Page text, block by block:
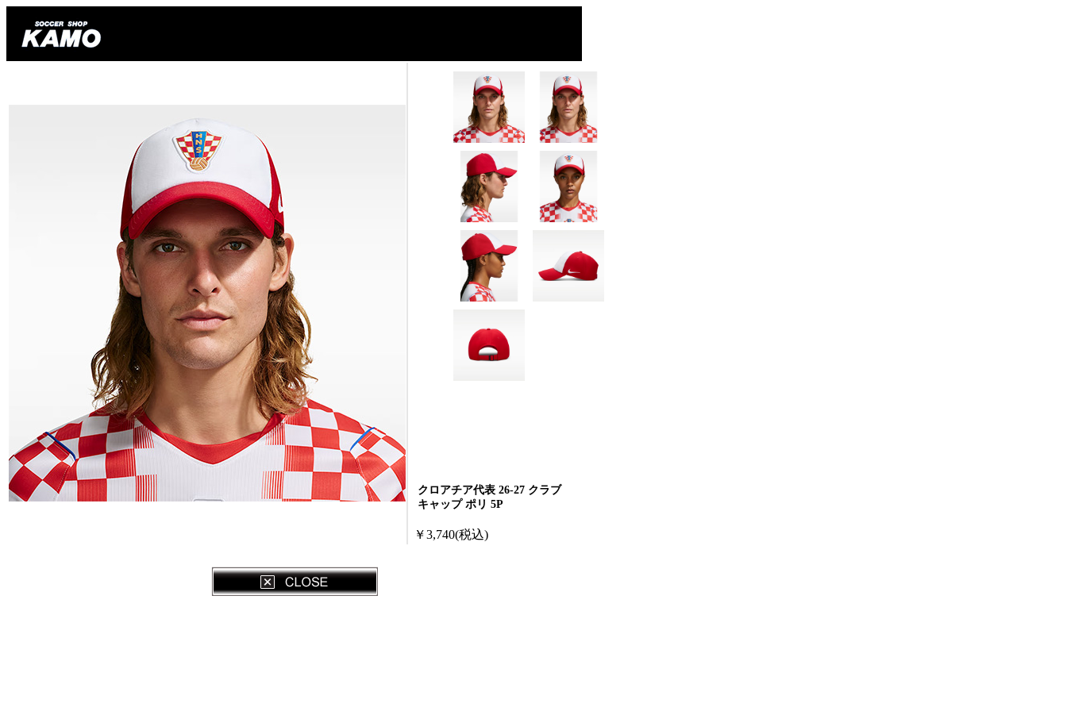
クロアチア代表 26-27 クラブ
キャップ ポリ 5P
￥3,740(税込)